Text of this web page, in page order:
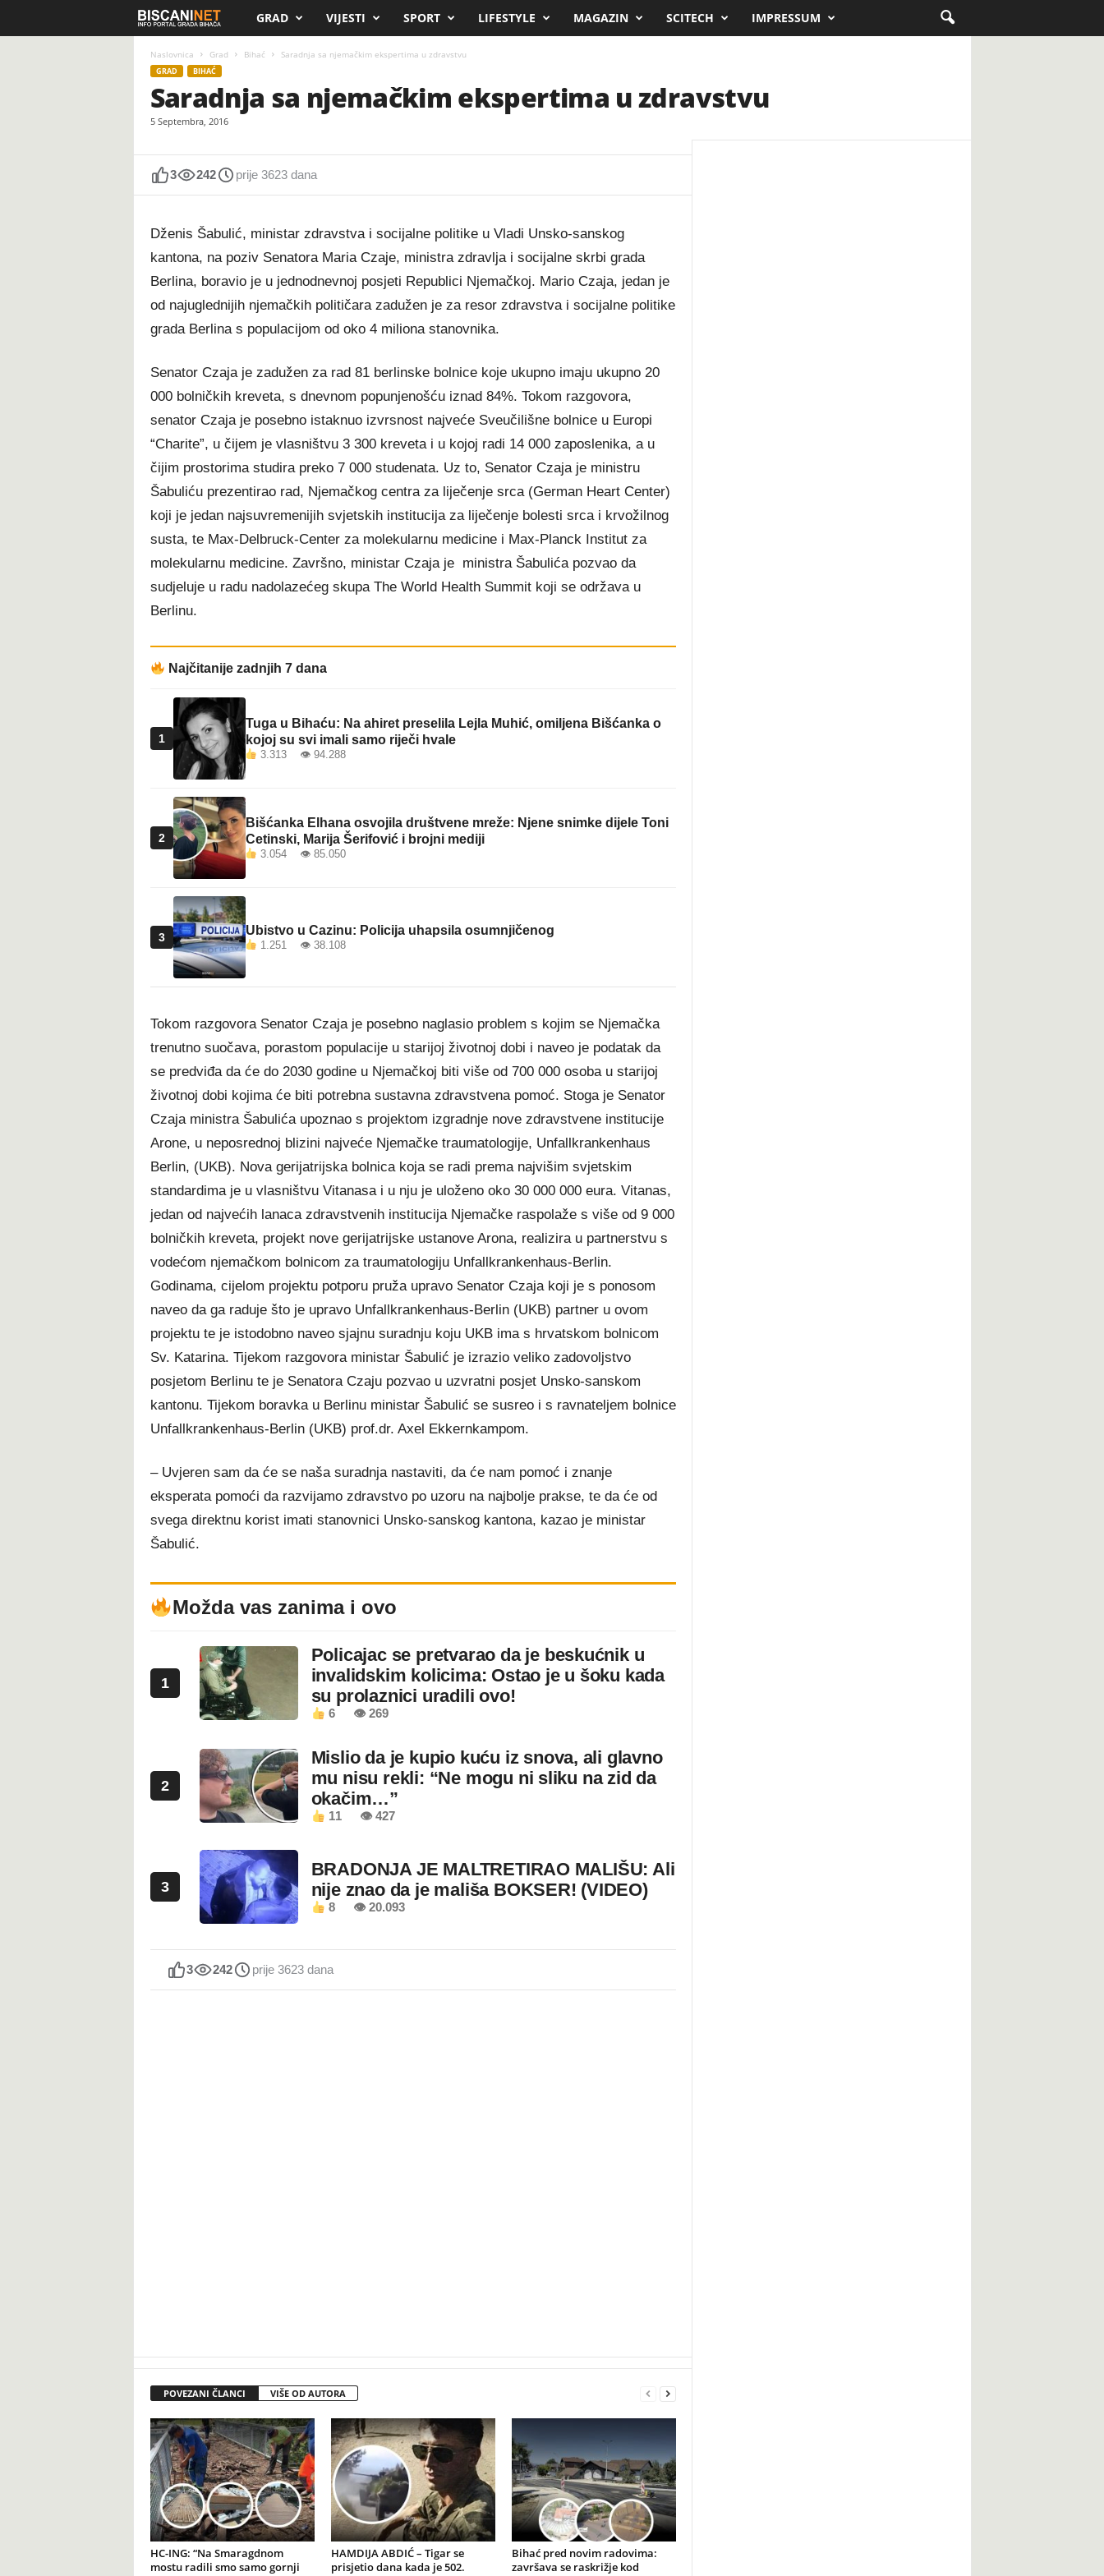
i
s
n
i
n
t
GRAD VIJESTI SPORT LIFESTYLE MAGAZIN SCITECH IMPRESSUM
Naslovnica Grad Bihać Saradnja sa njemačkim ekspertima u zdravstvu
GRAD BIHAĆ
Saradnja sa njemačkim ekspertima u zdravstvu
5 Septembra, 2016
3 242 prije 3623 dana
Dženis Šabulić, ministar zdravstva i socijalne politike u Vladi Unsko-sanskog
kantona, na poziv Senatora Maria Czaje, ministra zdravlja i socijalne skrbi grada
Berlina, boravio je u jednodnevnoj posjeti Republici Njemačkoj. Mario Czaja, jedan je
od najuglednijih njemačkih političara zadužen je za resor zdravstva i socijalne politike
grada Berlina s populacijom od oko 4 miliona stanovnika.
Senator Czaja je zadužen za rad 81 berlinske bolnice koje ukupno imaju ukupno 20
000 bolničkih kreveta, s dnevnom popunjenošću iznad 84%. Tokom razgovora,
senator Czaja je posebno istaknuo izvrsnost najveće Sveučilišne bolnice u Europi
“Charite”, u čijem je vlasništvu 3 300 kreveta i u kojoj radi 14 000 zaposlenika, a u
čijim prostorima studira preko 7 000 studenata. Uz to, Senator Czaja je ministru
Šabuliću prezentirao rad, Njemačkog centra za liječenje srca (German Heart Center)
koji je jedan najsuvremenijih svjetskih institucija za liječenje bolesti srca i krvožilnog
susta, te Max-Delbruck-Center za molekularnu medicine i Max-Planck Institut za
molekularnu medicine. Završno, ministar Czaja je ministra Šabulića pozvao da
sudjeluje u radu nadolazećeg skupa The World Health Summit koji se održava u
Berlinu.
Najčitanije zadnjih 7 dana
1
Tuga u Bihaću: Na ahiret preselila Lejla Muhić, omiljena Bišćanka o
kojoj su svi imali samo riječi hvale
3.313 👁 94.288
2
Bišćanka Elhana osvojila društvene mreže: Njene snimke dijele Toni
Cetinski, Marija Šerifović i brojni mediji
3.054 👁 85.050
3 Ubistvo u Cazinu: Policija uhapsila osumnjičenog
1.251 👁 38.108
Tokom razgovora Senator Czaja je posebno naglasio problem s kojim se Njemačka
trenutno suočava, porastom populacije u starijoj životnoj dobi i naveo je podatak da
se predviđa da će do 2030 godine u Njemačkoj biti više od 700 000 osoba u starijoj
životnoj dobi kojima će biti potrebna sustavna zdravstvena pomoć. Stoga je Senator
Czaja ministra Šabulića upoznao s projektom izgradnje nove zdravstvene institucije
Arone, u neposrednoj blizini najveće Njemačke traumatologije, Unfallkrankenhaus
Berlin, (UKB). Nova gerijatrijska bolnica koja se radi prema najvišim svjetskim
standardima je u vlasništvu Vitanasa i u nju je uloženo oko 30 000 000 eura. Vitanas,
jedan od najvećih lanaca zdravstvenih institucija Njemačke raspolaže s više od 9 000
bolničkih kreveta, projekt nove gerijatrijske ustanove Arona, realizira u partnerstvu s
vodećom njemačkom bolnicom za traumatologiju Unfallkrankenhaus-Berlin.
Godinama, cijelom projektu potporu pruža upravo Senator Czaja koji je s ponosom
naveo da ga raduje što je upravo Unfallkrankenhaus-Berlin (UKB) partner u ovom
projektu te je istodobno naveo sjajnu suradnju koju UKB ima s hrvatskom bolnicom
Sv. Katarina. Tijekom razgovora ministar Šabulić je izrazio veliko zadovoljstvo
posjetom Berlinu te je Senatora Czaju pozvao u uzvratni posjet Unsko-sanskom
kantonu. Tijekom boravka u Berlinu ministar Šabulić se susreo i s ravnateljem bolnice
Unfallkrankenhaus-Berlin (UKB) prof.dr. Axel Ekkernkampom.
– Uvjeren sam da će se naša suradnja nastaviti, da će nam pomoć i znanje
eksperata pomoći da razvijamo zdravstvo po uzoru na najbolje prakse, te da će od
svega direktnu korist imati stanovnici Unsko-sanskog kantona, kazao je ministar
Šabulić.
Možda vas zanima i ovo
1
Policajac se pretvarao da je beskućnik u
invalidskim kolicima: Ostao je u šoku kada
su prolaznici uradili ovo!
6 👁 269
2
Mislio da je kupio kuću iz snova, ali glavno
mu nisu rekli: “Ne mogu ni sliku na zid da
okačim…”
11 👁 427
3
BRADONJA JE MALTRETIRAO MALIŠU: Ali
nije znao da je mališa BOKSER! (VIDEO)
8 👁 20.093
3 242 prije 3623 dana
POVEZANI ČLANCI VIŠE OD AUTORA
HC-ING: “Na Smaragdnom
mostu radili smo samo gornji
HAMDIJA ABDIĆ – Tigar se
prisjetio dana kada je 502.
Bihać pred novim radovima:
završava se raskrižje kod